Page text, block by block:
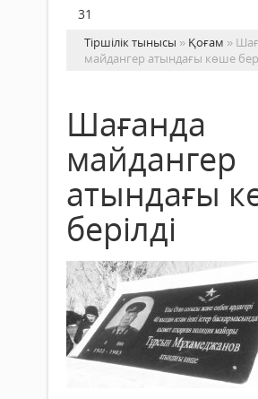
31
Тіршілік тынысы » Қоғам »
майдангер атындағы көше
Шағанда
майдангер
атындағы
берілді